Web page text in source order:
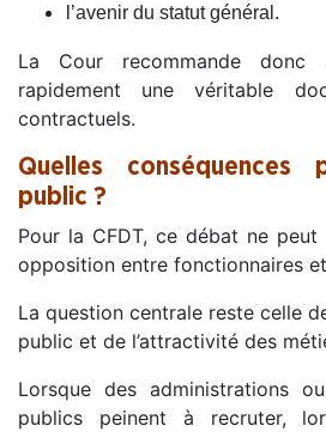
l’avenir du statut général.
La Cour recommande
rapidement une véritable
contractuels.
Quelles
public ?
Pour la CFDT, ce débat ne
opposition entre fonctionnaires
La question centrale reste celle
public et de l’attractivité des
Lorsque des administrations
publics peinent à recruter,